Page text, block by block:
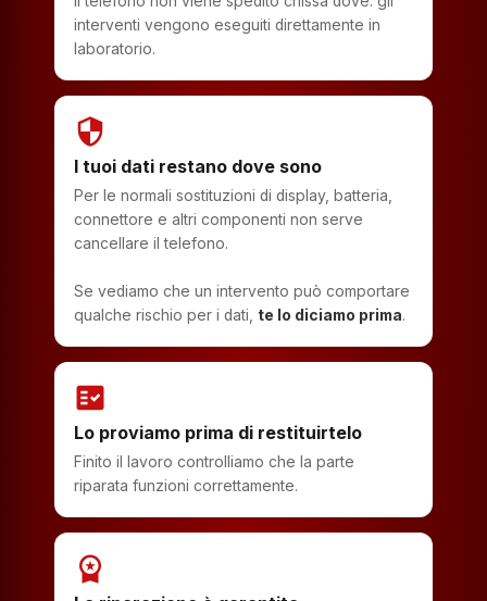
interventi vengono eseguiti direttamente in
laboratorio.
security
I tuoi dati restano dove sono
Per le normali sostituzioni di display, batteria,
connettore e altri componenti non serve
cancellare il telefono.
Se vediamo che un intervento può comportare
qualche rischio per i dati, te lo diciamo prima.
fact_check
Lo proviamo prima di restituirtelo
Finito il lavoro controlliamo che la parte
riparata funzioni correttamente.
workspace_premium